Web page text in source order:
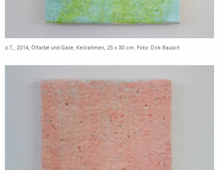
o.T., 2014, Ölfarbe und Gaze, Keilrahmen, 25 x 30 cm. Foto: Dirk Rausch